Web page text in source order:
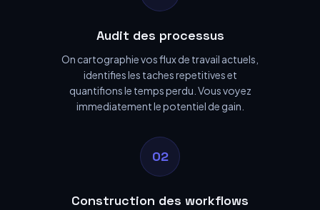
Audit des processus
On cartographie vos flux de travail actuels,
identifies les taches repetitives et
quantifions le temps perdu. Vous voyez
immediatement le potentiel de gain.
02
Construction des workflows